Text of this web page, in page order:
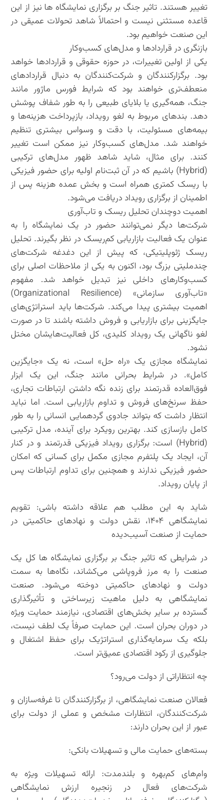
تغییر هستند. تاثیر جنگ بر برگزاری نمایشگاه ها نیز از این
قاعده مستثنی نیست و احتمالاً شاهد تحولات عمیقی در
این صنعت خواهیم بود.
بازنگری در قراردادها و مدل‌های کسب‌وکار
یکی از اولین تغییرات، در حوزه حقوقی و قراردادها خواهد
بود. برگزارکنندگان و شرکت‌کنندگان به دنبال قراردادهای
منعطف‌تری خواهند بود که شرایط فورس ماژور مانند
جنگ، همه‌گیری یا بلایای طبیعی را به طور شفاف پوشش
دهد. بندهای مربوط به لغو رویداد، بازپرداخت هزینه‌ها و
بیمه‌های مسئولیت، با دقت و وسواس بیشتری تنظیم
خواهند شد. مدل‌های کسب‌وکار نیز ممکن است تغییر
کنند. برای مثال، شاید شاهد ظهور مدل‌های ترکیبی
(Hybrid) باشیم که در آن ثبت‌نام اولیه برای حضور فیزیکی
با ریسک کمتری همراه است و بخش عمده هزینه پس از
اطمینان از برگزاری رویداد دریافت می‌شود.
اهمیت دوچندان تحلیل ریسک و تاب‌آوری
شرکت‌ها دیگر نمی‌توانند حضور در یک نمایشگاه را به
عنوان یک فعالیت بازاریابی کم‌ریسک در نظر بگیرند. تحلیل
ریسک ژئوپلیتیکی، که پیش از این دغدغه شرکت‌های
چندملیتی بزرگ بود، اکنون به یکی از ملاحظات اصلی برای
کسب‌وکارهای داخلی نیز تبدیل خواهد شد. مفهوم
«تاب‌آوری سازمانی» (Organizational Resilience)
اهمیت بیشتری پیدا می‌کند. شرکت‌ها باید استراتژی‌های
جایگزینی برای بازاریابی و فروش داشته باشند تا در صورت
لغو ناگهانی یک رویداد کلیدی، کل فعالیت‌هایشان مختل
نشود.
نمایشگاه مجازی یک «راه حل» است، نه یک «جایگزین
کامل». در شرایط بحرانی مانند جنگ، این یک ابزار
فوق‌العاده قدرتمند برای زنده نگه داشتن ارتباطات تجاری،
حفظ سرنخ‌های فروش و تداوم بازاریابی است. اما نباید
انتظار داشت که بتواند جادوی گردهمایی انسانی را به طور
کامل بازسازی کند. بهترین رویکرد برای آینده، مدل ترکیبی
(Hybrid) است: برگزاری رویداد فیزیکی قدرتمند و در کنار
آن، ایجاد یک پلتفرم مجازی مکمل برای کسانی که امکان
حضور فیزیکی ندارند و همچنین برای تداوم ارتباطات پس
از پایان رویداد.
شاید به این مطلب هم علاقه داشته باشی: تقویم
نمایشگاهی ۱۴۰۴، نقش دولت و نهادهای حاکمیتی در
حمایت از صنعت آسیب‌دیده
در شرایطی که تاثیر جنگ بر برگزاری نمایشگاه ها کل یک
صنعت را به مرز فروپاشی می‌کشاند، نگاه‌ها به سمت
دولت و نهادهای حاکمیتی دوخته می‌شود. صنعت
نمایشگاهی به دلیل ماهیت زیرساختی و تأثیرگذاری
گسترده بر سایر بخش‌های اقتصادی، نیازمند حمایت ویژه
در دوران بحران است. این حمایت صرفاً یک لطف نیست،
بلکه یک سرمایه‌گذاری استراتژیک برای حفظ اشتغال و
جلوگیری از رکود اقتصادی عمیق‌تر است.
چه انتظاراتی از دولت می‌رود؟
فعالان صنعت نمایشگاهی، از برگزارکنندگان تا غرفه‌سازان و
شرکت‌کنندگان، انتظارات مشخص و عملی از دولت برای
عبور از این بحران دارند:
بسته‌های حمایت مالی و تسهیلات بانکی:
وام‌های کم‌بهره و بلندمدت: ارائه تسهیلات ویژه به
شرکت‌های فعال در زنجیره ارزش نمایشگاهی